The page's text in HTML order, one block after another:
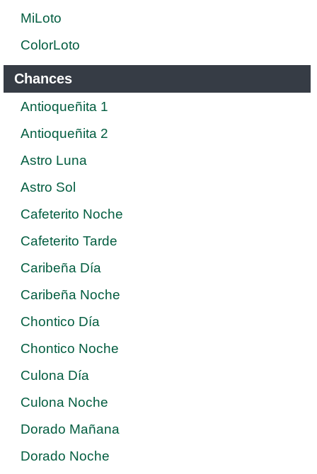
MiLoto
ColorLoto
Chances
Antioqueñita 1
Antioqueñita 2
Astro Luna
Astro Sol
Cafeterito Noche
Cafeterito Tarde
Caribeña Día
Caribeña Noche
Chontico Día
Chontico Noche
Culona Día
Culona Noche
Dorado Mañana
Dorado Noche